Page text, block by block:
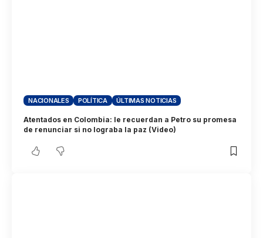
NACIONALES POLÍTICA ÚLTIMAS NOTICIAS
Atentados en Colombia: le recuerdan a Petro su promesa
de renunciar si no lograba la paz (Video)